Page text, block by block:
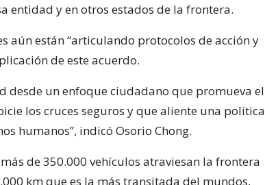
entidad y en otros estados de la frontera.
aún están “articulando protocolos de acción y
de este acuerdo.
desde un enfoque ciudadano que promueva el
los cruces seguros y que aliente una política
humanos”, indicó Osorio Chong.
de 350.000 vehículos atraviesan la frontera
km que es la más transitada del mundos,